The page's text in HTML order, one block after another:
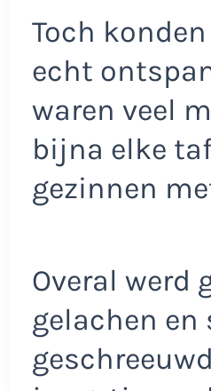
Toch
echt
waren veel
bijna elke
gezinnen
Overal werd
gelachen en